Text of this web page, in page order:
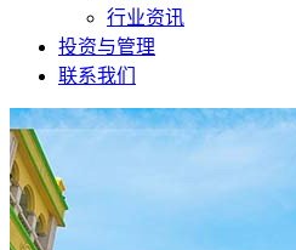
行业资讯
投资与管理
联系我们